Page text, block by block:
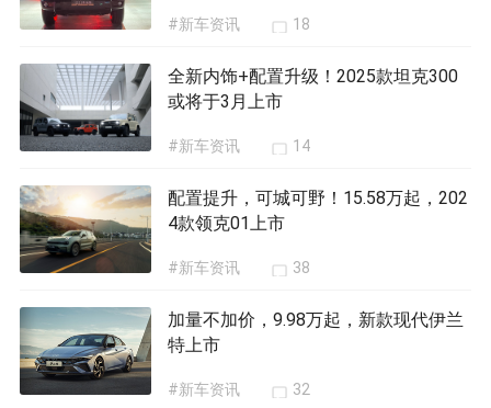
#新车资讯 18
全新内饰+配置升级！2025款坦克300
或将于3月上市
#新车资讯 14
配置提升，可城可野！15.58万起，202
4款领克01上市
#新车资讯 38
加量不加价，9.98万起，新款现代伊兰
特上市
#新车资讯 32